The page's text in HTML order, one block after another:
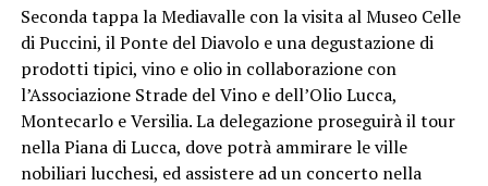
Seconda tappa la Mediavalle con la visita al Museo Celle
di Puccini, il Ponte del Diavolo e una degustazione di
prodotti tipici, vino e olio in collaborazione con
l’Associazione Strade del Vino e dell’Olio Lucca,
Montecarlo e Versilia. La delegazione proseguirà il tour
nella Piana di Lucca, dove potrà ammirare le ville
nobiliari lucchesi, ed assistere ad un concerto nella